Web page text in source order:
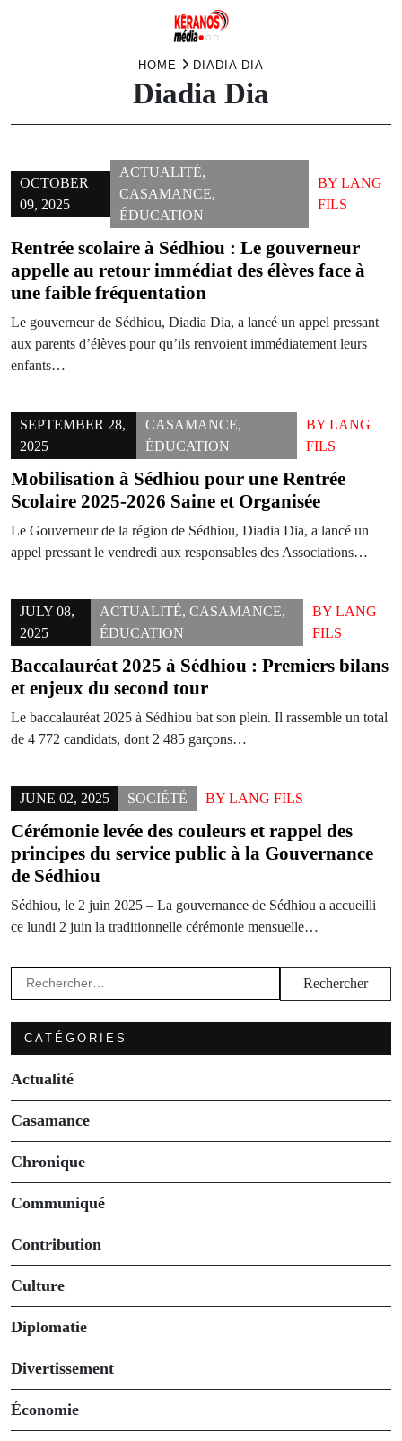
HOME DIADIA DIA
Diadia Dia
OCTOBER
09, 2025
ACTUALITÉ,
CASAMANCE,
ÉDUCATION
BY LANG
FILS
Rentrée scolaire à Sédhiou : Le gouverneur
appelle au retour immédiat des élèves face à
une faible fréquentation
Le gouverneur de Sédhiou, Diadia Dia, a lancé un appel pressant
aux parents d’élèves pour qu’ils renvoient immédiatement leurs
enfants…
SEPTEMBER 28,
2025
CASAMANCE,
ÉDUCATION
BYLANG
FILS
Mobilisation à Sédhiou pour une Rentrée
Scolaire 2025-2026 Saine et Organisée
Le Gouverneur de la région de Sédhiou, Diadia Dia, a lancé un
appel pressant le vendredi aux responsables des Associations…
JULY 08,
2025
ACTUALITÉ,CASAMANCE,
ÉDUCATION
BYLANG
FILS
Baccalauréat 2025 à Sédhiou : Premiers bilans
et enjeux du second tour
Le baccalauréat 2025 à Sédhiou bat son plein. Il rassemble un total
de 4 772 candidats, dont 2 485 garçons…
JUNE 02, 2025 SOCIÉTÉ BY LANG FILS
Cérémonie levée des couleurs et rappel des
principes du service public à la Gouvernance
de Sédhiou
Sédhiou, le 2 juin 2025 – La gouvernance de Sédhiou a accueilli
ce lundi 2 juin la traditionnelle cérémonie mensuelle…
Rechercher :
CATÉGORIES
Actualité
Casamance
Chronique
Communiqué
Contribution
Culture
Diplomatie
Divertissement
Économie